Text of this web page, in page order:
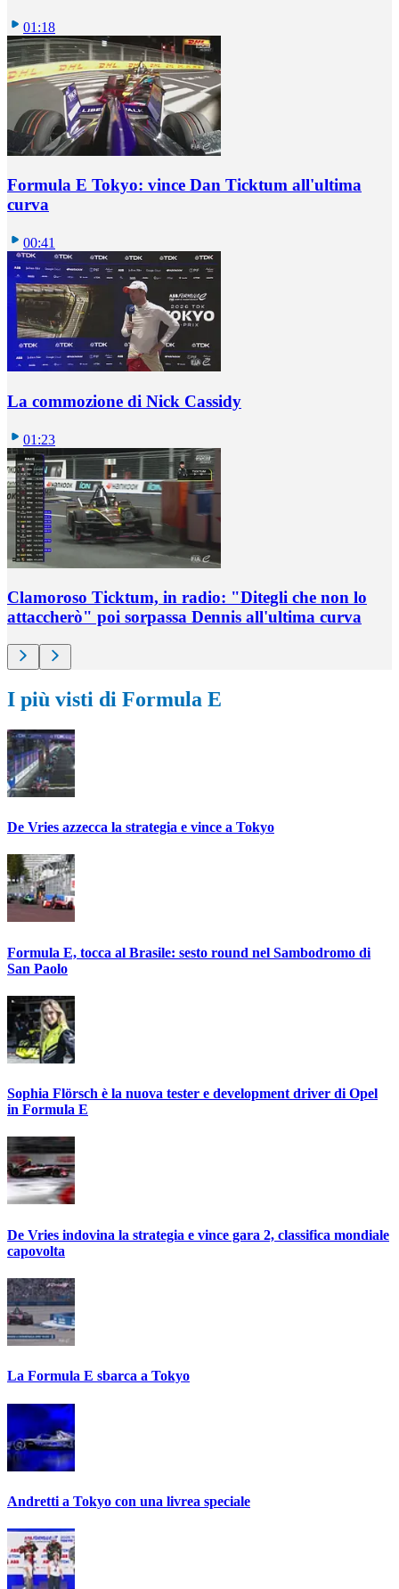
01:18
Formula E Tokyo: vince Dan Ticktum all'ultima
curva
00:41
La commozione di Nick Cassidy
01:23
Clamoroso Ticktum, in radio: "Ditegli che non lo
attaccherò" poi sorpassa Dennis all'ultima curva
I più visti di Formula E
De Vries azzecca la strategia e vince a Tokyo
Formula E, tocca al Brasile: sesto round nel Sambodromo di
San Paolo
Sophia Flörsch è la nuova tester e development driver di Opel
in Formula E
De Vries indovina la strategia e vince gara 2, classifica mondiale
capovolta
La Formula E sbarca a Tokyo
Andretti a Tokyo con una livrea speciale